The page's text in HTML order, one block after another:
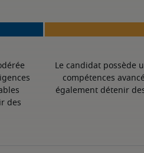
des
Le candidat possède
compétences
également détenir